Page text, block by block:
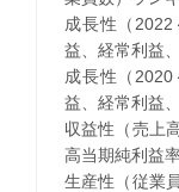
成長性（
益、経常利益
成長性（
益、経常利益
収益性（売上
高当期純利益
生産性（従業